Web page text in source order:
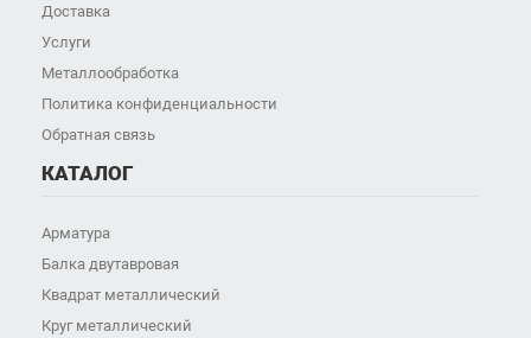
Доставка
Услуги
Металлообработка
Политика конфиденциальности
Обратная связь
КАТАЛОГ
Арматура
Балка двутавровая
Квадрат металлический
Круг металлический